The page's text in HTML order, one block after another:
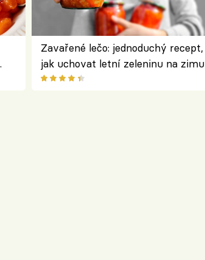
Zavařené lečo: jednoduchý recept,
jak uchovat letní zeleninu na zimu